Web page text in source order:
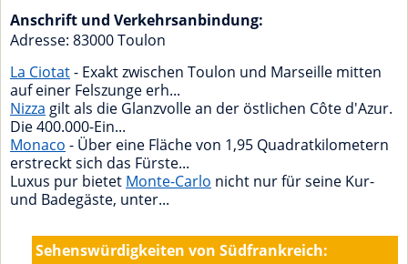
Anschrift und Verkehrsanbindung:
Adresse: 83000Toulon
La Ciotat- Exakt zwischen Toulon und Marseille mitten
auf einer Felszunge erh...
Nizza gilt als die Glanzvolle an der östlichen Côte d'Azur.
Die 400.000-Ein...
Monaco - Über eine Fläche von 1,95 Quadratkilometern
erstreckt sich das Fürste...
Luxus pur bietet Monte-Carlo nicht nur für seine Kur-
und Badegäste, unter...
Sehenswürdigkeiten von Südfrankreich: